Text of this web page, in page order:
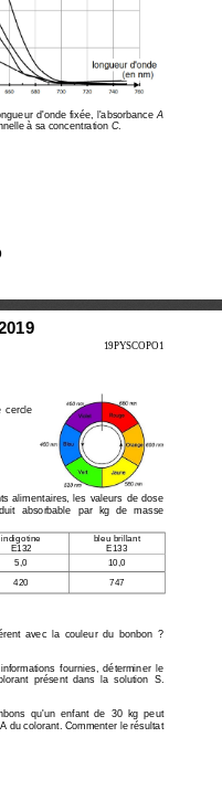
r d'onde fixée, l'absorbance A
le à sa concentration C.
19PYSCOPO1
cercle
alimentaires,  les  valeurs  de  dose
absorbable  par  kg  de  masse
indigotine
E132
bleu brillant
E133
5,0
10,0
420 747
avec  la  couleur  du  bonbon  ?
ons  fournies,  déterminer  le
présent
  dans  la  solution  S.
qu'un enfant  de  30  kg  peut
du colorant. Commenter le résultat